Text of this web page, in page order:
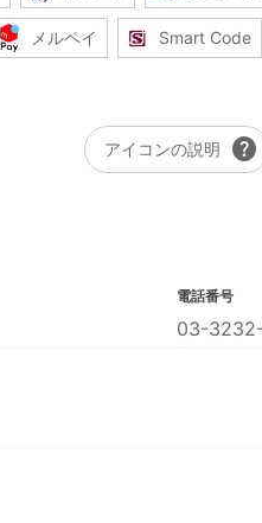
メルペイ Smart Code
アイコンの説明 help
電話番号
03-